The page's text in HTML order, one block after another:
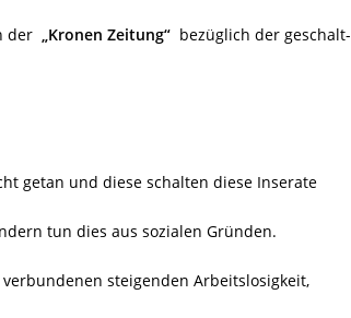
der „Kronen Zeitung“ bezüglich der geschalt-
getan und diese schalten diese Inserate
tun dies aus sozialen Gründen.
steigenden Arbeitslosigkeit,